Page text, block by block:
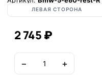
ЛЕВАЯ СТОРОНА
2 745 ₽
− +